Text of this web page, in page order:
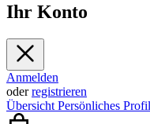
Ihr Konto
Anmelden
oderregistrieren
Übersicht Persönliches Profil